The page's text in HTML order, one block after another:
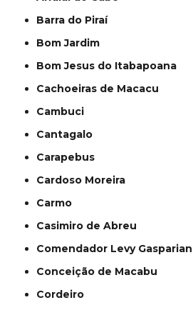
Barra do Piraí
Bom Jardim
Bom Jesus do Itabapoana
Cachoeiras de Macacu
Cambuci
Cantagalo
Carapebus
Cardoso Moreira
Carmo
Casimiro de Abreu
Comendador Levy Gasparian
Conceição de Macabu
Cordeiro